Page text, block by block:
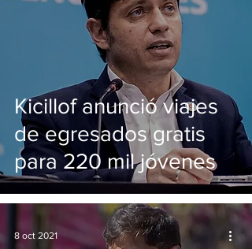
Kicillof anunció viajes
de egresados gratis
para 220 mil jóvenes
8 oct 2021